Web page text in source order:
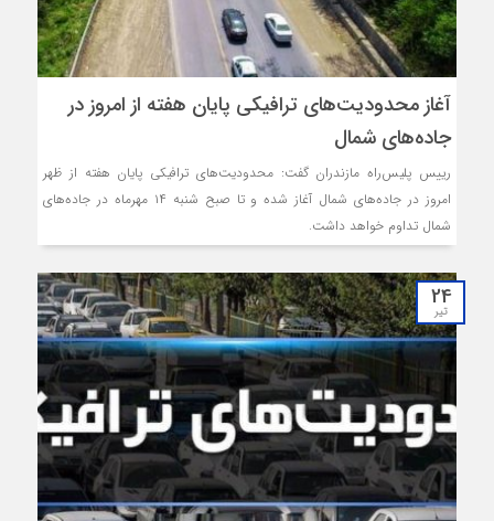
آغاز محدودیت‌های ترافیکی پایان هفته از امروز در
جاده‌های شمال
رییس پلیس‌راه مازندران گفت: محدودیت‌های ترافیکی پایان هفته از ظهر
امروز در جاده‌های شمال آغاز شده و تا صبح شنبه ۱۴ مهرماه در جاده‌های
شمال تداوم خواهد داشت.
24
تیر